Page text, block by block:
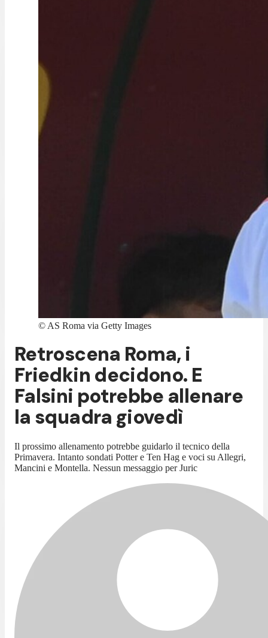
© AS Roma via Getty Images
Retroscena Roma, i
Friedkin decidono. E
Falsini potrebbe allenare
la squadra giovedì
Il prossimo allenamento potrebbe guidarlo il tecnico della
Primavera. Intanto sondati Potter e Ten Hag e voci su Allegri,
Mancini e Montella. Nessun messaggio per Juric